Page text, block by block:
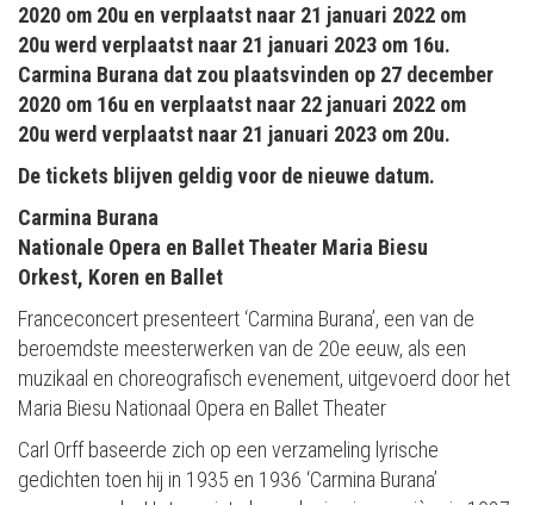
2020 om 20u en verplaatst naar 21 januari 2022 om
20u werd verplaatst naar 21 januari 2023 om 16u.
Carmina Burana dat zou plaatsvinden op 27 december
2020 om 16u en verplaatst naar 22 januari 2022 om
20u werd verplaatst naar 21 januari 2023 om 20u.
De tickets blijven geldig voor de nieuwe datum.
Carmina Burana
Nationale Opera en Ballet Theater Maria Biesu
Orkest, Koren en Ballet
Franceconcert presenteert ‘Carmina Burana’, een van de
beroemdste meesterwerken van de 20e eeuw, als een
muzikaal en choreografisch evenement, uitgevoerd door het
Maria Biesu Nationaal Opera en Ballet Theater
Carl Orff baseerde zich op een verzameling lyrische
gedichten toen hij in 1935 en 1936 ‘Carmina Burana’